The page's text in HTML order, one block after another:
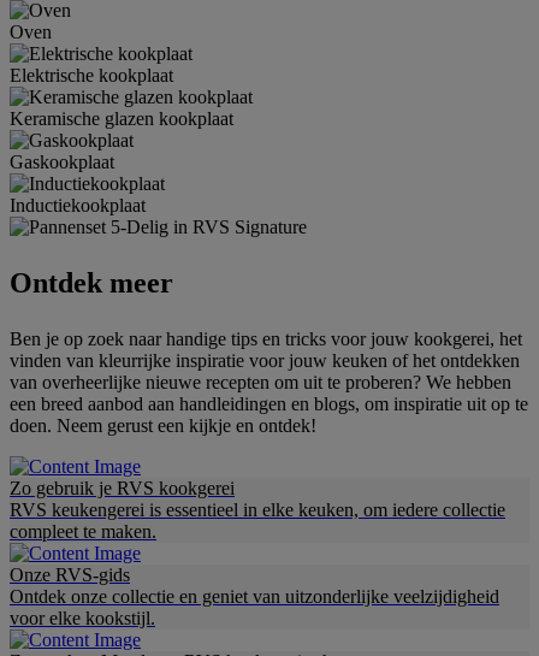
Oven
Elektrische kookplaat
Keramische glazen kookplaat
Gaskookplaat
Inductiekookplaat
Ontdek meer
Ben je op zoek naar handige tips en tricks voor jouw kookgerei, het
vinden van kleurrijke inspiratie voor jouw keuken of het ontdekken
van overheerlijke nieuwe recepten om uit te proberen? We hebben
een breed aanbod aan handleidingen en blogs, om inspiratie uit op te
doen. Neem gerust een kijkje en ontdek!
Zo gebruik je RVS kookgerei
RVS keukengerei is essentieel in elke keuken, om iedere collectie
compleet te maken.
Onze RVS-gids
Ontdek onze collectie en geniet van uitzonderlijke veelzijdigheid
voor elke kookstijl.